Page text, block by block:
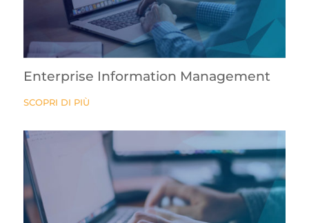
Enterprise Information Management
SCOPRI DI PIÙ